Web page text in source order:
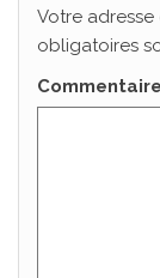
Votre
obligatoires
Commentaire